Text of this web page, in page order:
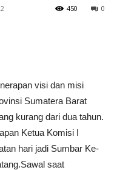
0
450
visi dan misi
Sumatera Barat
kurang dari dua tahun.
Ketua Komisi I
hari jadi Sumbar Ke-
saat